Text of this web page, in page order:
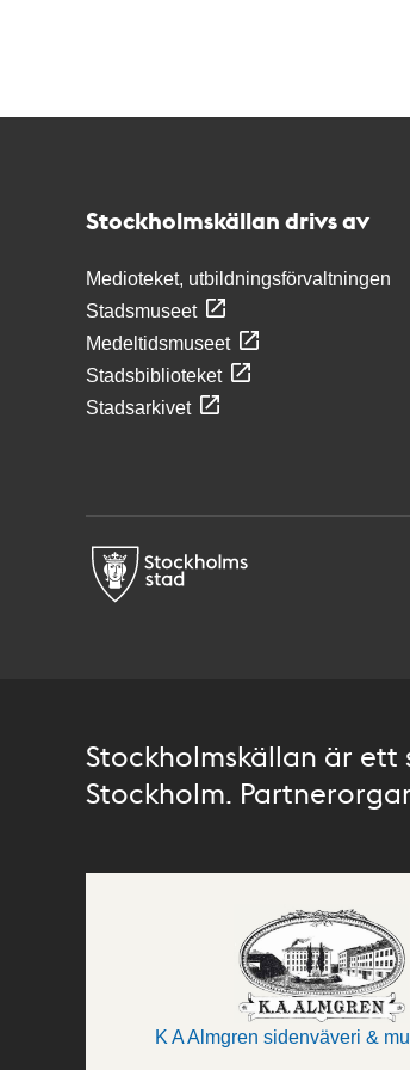
Stockholmskällan drivs av
Medioteket, utbildningsförvaltningen
Stadsmuseet
Medeltidsmuseet
Stadsbiblioteket
Stadsarkivet
Stockholmskällan är
Stockholm.
K A Almgren sidenväveri &